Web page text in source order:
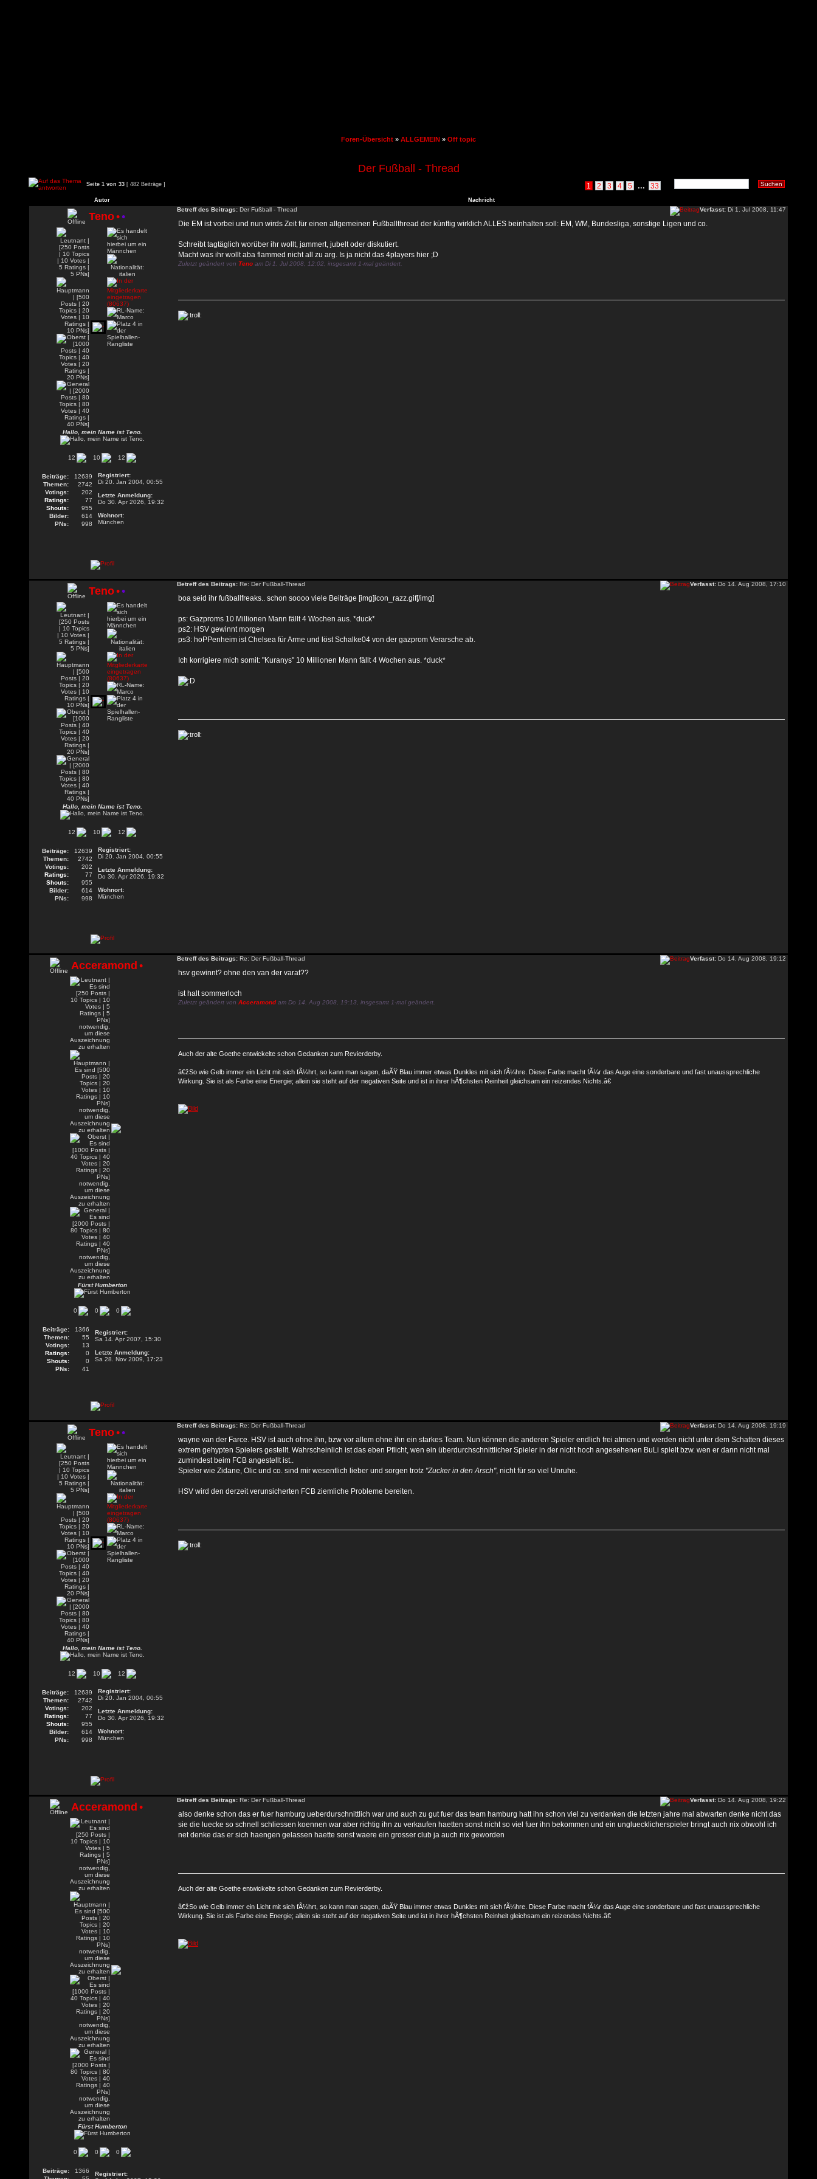
Foren-Übersicht » ALLGEMEIN » Off topic
Der Fußball - Thread
Seite 1 von 33 [ 482 Beiträge ] 1 2 3 4 5 ... 33
Autor Nachricht
Teno••
Hallo, mein Name ist Teno.
12 10 12
Beiträge:
12639
Themen:
2742
Votings:
202
Ratings:
77
Shouts:
955
Bilder:
614
PNs:
998
Registriert:
Di 20. Jan 2004, 00:55
Letzte Anmeldung:
Do 30. Apr 2026, 19:32
Wohnort:
München
Betreff des Beitrags: Der Fußball - Thread Verfasst: Di 1. Jul 2008, 11:47
Die EM ist vorbei und nun wirds Zeit für einen allgemeinen Fußballthread der künftig wirklich ALLES beinhalten soll: EM, WM, Bundesliga, sonstige Ligen und co.
Schreibt tagtäglich worüber ihr wollt, jammert, jubelt oder diskutiert.
Macht was ihr wollt aba flammed nicht all zu arg. Is ja nicht das 4players hier ;D
Zuletzt geändert von Teno am Di 1. Jul 2008, 12:02, insgesamt 1-mal geändert.
Teno••
Hallo, mein Name ist Teno.
12 10 12
Beiträge:
12639
Themen:
2742
Votings:
202
Ratings:
77
Shouts:
955
Bilder:
614
PNs:
998
Registriert:
Di 20. Jan 2004, 00:55
Letzte Anmeldung:
Do 30. Apr 2026, 19:32
Wohnort:
München
Betreff des Beitrags: Re: Der Fußball-Thread Verfasst: Do 14. Aug 2008, 17:10
boa seid ihr fußballfreaks.. schon soooo viele Beiträge [img]icon_razz.gif[/img]
ps: Gazproms 10 Millionen Mann fällt 4 Wochen aus. *duck*
ps2: HSV gewinnt morgen
ps3: hoPPenheim ist Chelsea für Arme und löst Schalke04 von der gazprom Verarsche ab.
Ich korrigiere mich somit: "Kuranys" 10 Millionen Mann fällt 4 Wochen aus. *duck*
Acceramond •
Fürst Humberton
0 0 0
Beiträge:
1366
Themen:
55
Votings:
13
Ratings:
0
Shouts:
0
PNs:
41
Registriert:
Sa 14. Apr 2007, 15:30
Letzte Anmeldung:
Sa 28. Nov 2009, 17:23
Betreff des Beitrags: Re: Der Fußball-Thread Verfasst: Do 14. Aug 2008, 19:12
hsv gewinnt? ohne den van der varat??
ist halt sommerloch
Zuletzt geändert von Acceramondam Do 14. Aug 2008, 19:13, insgesamt 1-mal geändert.
Auch der alte Goethe entwickelte schon Gedanken zum Revierderby.
â€žSo wie Gelb immer ein Licht mit sich fÃ¼hrt, so kann man sagen, daÃŸ Blau immer etwas Dunkles mit sich fÃ¼hre. Diese Farbe macht fÃ¼r das Auge eine sonderbare und fast unaussprechliche
Wirkung. Sie ist als Farbe eine Energie; allein sie steht auf der negativen Seite und ist in ihrer hÃ¶chsten Reinheit gleichsam ein reizendes Nichts.â€
Teno••
Hallo, mein Name ist Teno.
12 10 12
Beiträge:
12639
Themen:
2742
Votings:
202
Ratings:
77
Shouts:
955
Bilder:
614
PNs:
998
Registriert:
Di 20. Jan 2004, 00:55
Letzte Anmeldung:
Do 30. Apr 2026, 19:32
Wohnort:
München
Betreff des Beitrags: Re: Der Fußball-Thread Verfasst: Do 14. Aug 2008, 19:19
wayne van der Farce. HSV ist auch ohne ihn, bzw vor allem ohne ihn ein starkes Team. Nun können die anderen Spieler endlich frei atmen und werden nicht unter dem Schatten dieses
extrem gehypten Spielers gestellt. Wahrscheinlich ist das eben Pflicht, wen ein überdurchschnittlicher Spieler in der nicht hoch angesehenen BuLi spielt bzw. wen er dann nicht mal
zumindest beim FCB angestellt ist..
Spieler wie Zidane, Olic und co. sind mir wesentlich lieber und sorgen trotz "Zucker in den Arsch", nicht für so viel Unruhe.
HSV wird den derzeit verunsicherten FCB ziemliche Probleme bereiten.
Acceramond •
Fürst Humberton
0 0 0
Beiträge:
1366
Registriert:
Betreff des Beitrags: Re: Der Fußball-Thread Verfasst: Do 14. Aug 2008, 19:22
also denke schon das er fuer hamburg ueberdurschnittlich war und auch zu gut fuer das team hamburg hatt ihn schon viel zu verdanken die letzten jahre mal abwarten denke nicht das
sie die luecke so schnell schliessen koennen war aber richtig ihn zu verkaufen haetten sonst nicht so viel fuer ihn bekommen und ein ungluecklicherspieler bringt auch nix obwohl ich
net denke das er sich haengen gelassen haette sonst waere ein grosser club ja auch nix geworden
Auch der alte Goethe entwickelte schon Gedanken zum Revierderby.
â€žSo wie Gelb immer ein Licht mit sich fÃ¼hrt, so kann man sagen, daÃŸ Blau immer etwas Dunkles mit sich fÃ¼hre. Diese Farbe macht fÃ¼r das Auge eine sonderbare und fast unaussprechliche
Wirkung. Sie ist als Farbe eine Energie; allein sie steht auf der negativen Seite und ist in ihrer hÃ¶chsten Reinheit gleichsam ein reizendes Nichts.â€